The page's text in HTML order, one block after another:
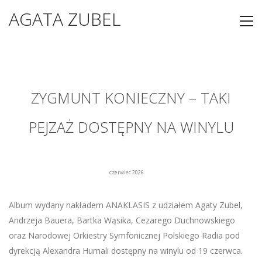
AGATA ZUBEL
ZYGMUNT KONIECZNY – TAKI
PEJZAŻ DOSTĘPNY NA WINYLU
czerwiec 2026
Album wydany nakładem ANAKLASIS z udziałem Agaty Zubel,
Andrzeja Bauera, Bartka Wąsika, Cezarego Duchnowskiego
oraz Narodowej Orkiestry Symfonicznej Polskiego Radia pod
dyrekcją Alexandra Humali dostępny na winylu od 19 czerwca.